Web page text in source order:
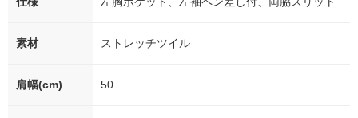
素材 ストレッチツイル
肩幅(cm) 50